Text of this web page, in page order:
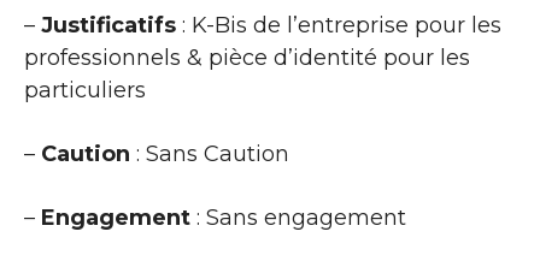
– Justificatifs : K-Bis de l’entreprise pour les
professionnels & pièce d’identité pour les
particuliers
– Caution : Sans Caution
– Engagement : Sans engagement